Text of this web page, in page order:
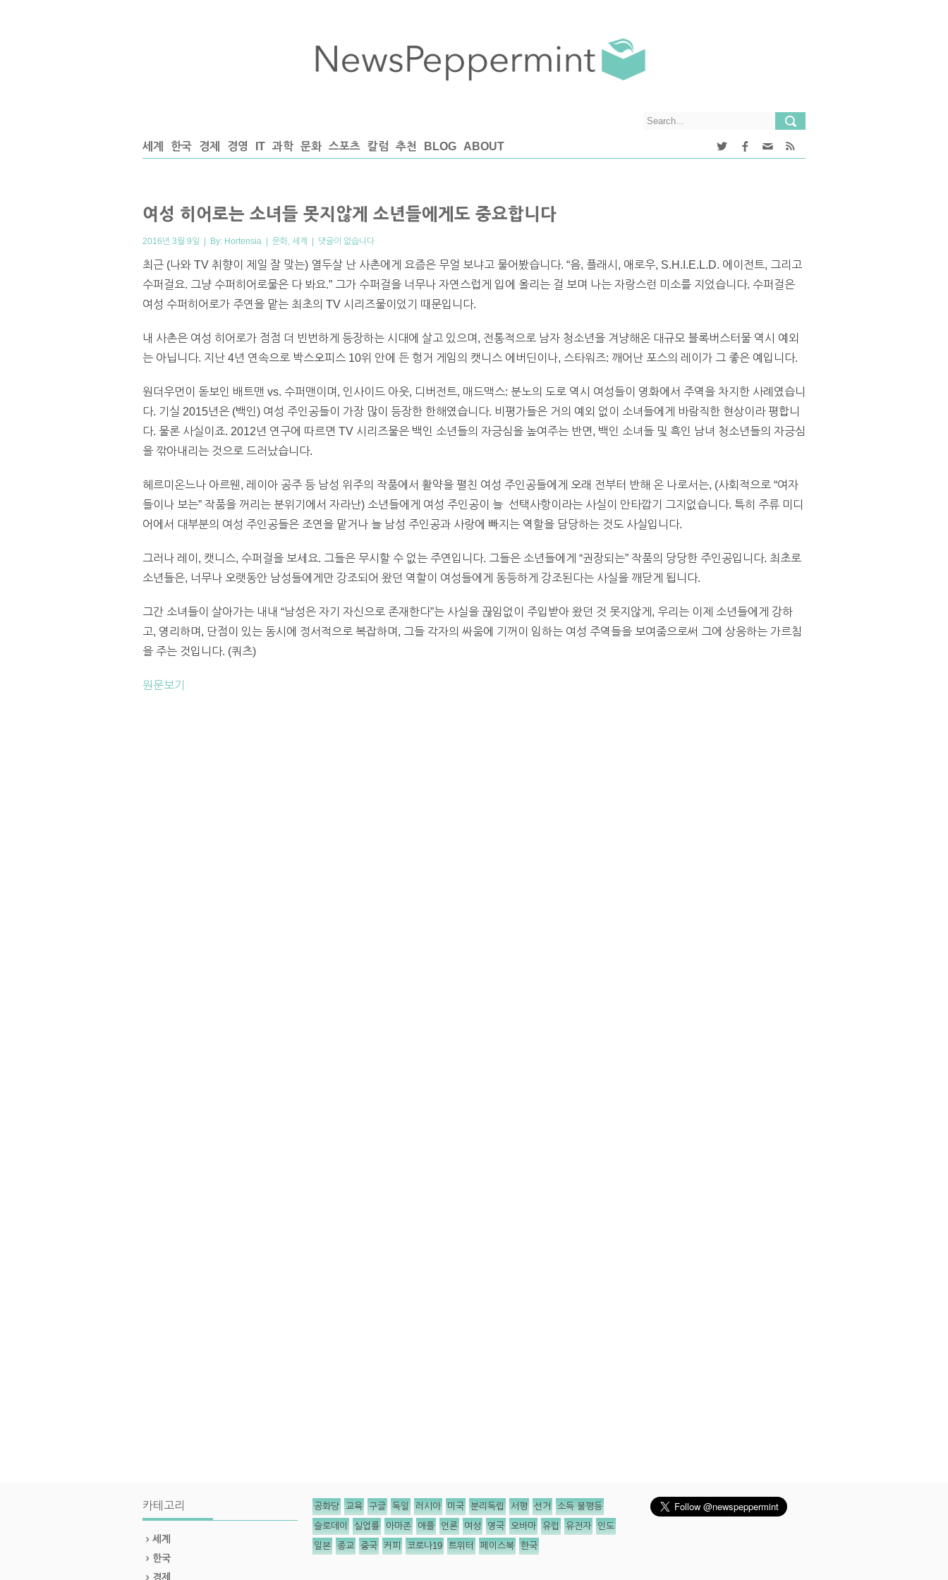
세계 한국 경제 경영 IT 과학 문화 스포츠 칼럼 추천 BLOG ABOUT
여성 히어로는 소녀들 못지않게 소년들에게도 중요합니다
2016년 3월 9일 | By: Hortensia | 문화, 세계 | 댓글이 없습니다
최근 (나와 TV 취향이 제일 잘 맞는) 열두살 난 사촌에게 요즘은 무얼 보냐고 물어봤습니다. “음, 플래시, 애로우, S.H.I.E.L.D. 에이전트, 그리고
수퍼걸요. 그냥 수퍼히어로물은 다 봐요.” 그가 수퍼걸을 너무나 자연스럽게 입에 올리는 걸 보며 나는 자랑스런 미소를 지었습니다. 수퍼걸은
여성 수퍼히어로가 주연을 맡는 최초의 TV 시리즈물이었기 때문입니다.
내 사촌은 여성 히어로가 점점 더 빈번하게 등장하는 시대에 살고 있으며, 전통적으로 남자 청소년을 겨냥해온 대규모 블록버스터물 역시 예외
는 아닙니다. 지난 4년 연속으로 박스오피스 10위 안에 든 헝거 게임의 캣니스 에버딘이나, 스타워즈: 깨어난 포스의 레이가 그 좋은 예입니다.
원더우먼이 돋보인 배트맨 vs. 수퍼맨이며, 인사이드 아웃, 디버전트, 매드맥스: 분노의 도로 역시 여성들이 영화에서 주역을 차지한 사례였습니
다. 기실 2015년은 (백인) 여성 주인공들이 가장 많이 등장한 한해였습니다. 비평가들은 거의 예외 없이 소녀들에게 바람직한 현상이라 평합니
다. 물론 사실이죠. 2012년 연구에 따르면 TV 시리즈물은 백인 소년들의 자긍심을 높여주는 반면, 백인 소녀들 및 흑인 남녀 청소년들의 자긍심
을 깎아내리는 것으로 드러났습니다.
헤르미온느나 아르웬, 레이아 공주 등 남성 위주의 작품에서 활약을 펼친 여성 주인공들에게 오래 전부터 반해 온 나로서는, (사회적으로 “여자
들이나 보는” 작품을 꺼리는 분위기에서 자라난) 소년들에게 여성 주인공이 늘 선택사항이라는 사실이 안타깝기 그지없습니다. 특히 주류 미디
어에서 대부분의 여성 주인공들은 조연을 맡거나 늘 남성 주인공과 사랑에 빠지는 역할을 담당하는 것도 사실입니다.
그러나 레이, 캣니스, 수퍼걸을 보세요. 그들은 무시할 수 없는 주연입니다. 그들은 소년들에게 “권장되는” 작품의 당당한 주인공입니다. 최초로
소년들은, 너무나 오랫동안 남성들에게만 강조되어 왔던 역할이 여성들에게 동등하게 강조된다는 사실을 깨닫게 됩니다.
그간 소녀들이 살아가는 내내 “남성은 자기 자신으로 존재한다”는 사실을 끊임없이 주입받아 왔던 것 못지않게, 우리는 이제 소년들에게 강하
고, 영리하며, 단점이 있는 동시에 정서적으로 복잡하며, 그들 각자의 싸움에 기꺼이 임하는 여성 주역들을 보여줌으로써 그에 상응하는 가르침
을 주는 것입니다. (쿼츠)
원문보기
카테고리
세계
한국
경제
공화당 교육 구글 독일 러시아 미국 분리독립 서평 선거 소득 불평등
슬로데이 실업률 아마존 애플 언론 여성 영국 오바마 유럽 유전자 인도
일본 종교 중국 커피 코로나19 트위터 페이스북 한국